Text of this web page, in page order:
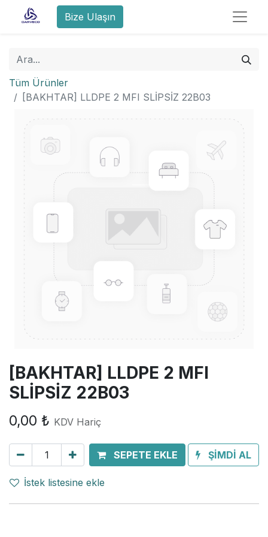
Bize Ulaşın
Tüm Ürünler
[BAKHTAR] LLDPE 2 MFI SLİPSİZ 22B03
[BAKHTAR] LLDPE 2 MFI
SLİPSİZ 22B03
0,00 ₺ KDV Hariç
SEPETE EKLE ŞİMDİ AL
İstek listesine ekle